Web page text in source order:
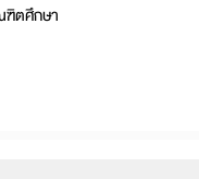
ฑิตศึกษา